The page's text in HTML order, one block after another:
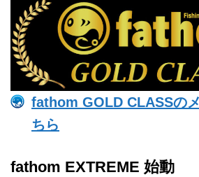
fathom GOLD CLASSの
ちら
fathom EXTREME 始動